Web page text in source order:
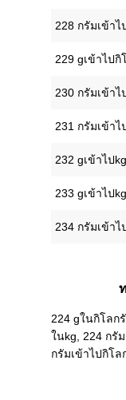
228 กรัมเข้าไ
229 gเข้าไปกิ
230 กรัมเข้าไ
231 กรัมเข้าไ
232 gเข้าไปkg
233 gเข้าไปkg
234 กรัมเข้าไ
224 gในกิโลก
ในkg, 224 กรั
กรัมเข้าไปกิโล